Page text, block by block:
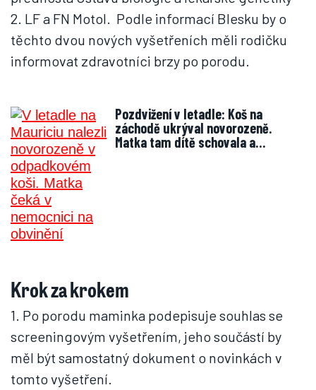
2. LF a FN Motol. Podle informací Blesku by o
těchto dvou nových vyšetřeních měli rodičku
informovat zdravotníci brzy po porodu.
Pozdvižení v letadle: Koš na
záchodě ukrýval novorozeně.
Matka tam dítě schovala a…
Krok za krokem
1. Po porodu maminka podepisuje souhlas se
screeningovým vyšetřením, jeho součástí by
měl být samostatný dokument o novinkách v
tomto vyšetření.